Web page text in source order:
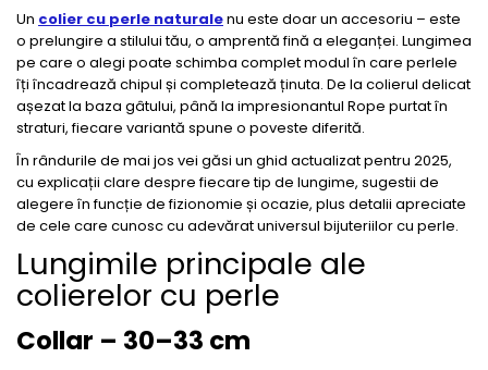
Un colier cu perle naturalenu este doar un accesoriu – este
o prelungire a stilului tău, o amprentă fină a eleganței. Lungimea
pe care o alegi poate schimba complet modul în care perlele
îți încadrează chipul și completează ținuta. De la colierul delicat
așezat la baza gâtului, până la impresionantul Rope purtat în
straturi, fiecare variantă spune o poveste diferită.
În rândurile de mai jos vei găsi un ghid actualizat pentru 2025,
cu explicații clare despre fiecare tip de lungime, sugestii de
alegere în funcție de fizionomie și ocazie, plus detalii apreciate
de cele care cunosc cu adevărat universul bijuteriilor cu perle.
Lungimile principale ale
colierelor cu perle
Collar – 30–33 cm